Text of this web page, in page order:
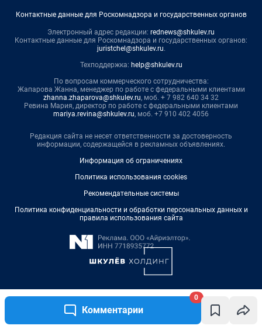
Комментарии
0
Контактные данные для Роскомнадзора и государственных органов
Электронный адрес редакции: rednews@shkulev.ru
Контактные данные для Роскомнадзора и государственных органов:
juristchel@shkulev.ru.
Техподдержка: help@shkulev.ru
По вопросам коммерческого сотрудничества:
Жапарова Жанна, менеджер по работе с федеральными клиентами
zhanna.zhaparova@shkulev.ru, моб. + 7 982 640 34 32
Ревина Мария, директор по работе с федеральными клиентами
mariya.revina@shkulev.ru, моб. +7 910 402 4056
Редакция сайта не несет ответственности за достоверность
информации, содержащейся в рекламных объявлениях.
Информация об ограничениях
Политика использования cookies
Рекомендательные системы
Политика конфиденциальности и обработки персональных данных и
правила использования сайта
© ООО «Сеть городских порталов»
© ООО «Интернет Технологии»